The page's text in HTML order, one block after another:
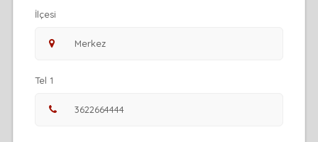
İlçesi
Tel 1